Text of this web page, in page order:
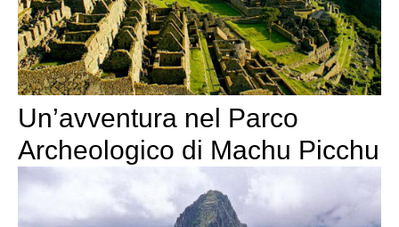
Un’avventura nel Parco
Archeologico di Machu Picchu